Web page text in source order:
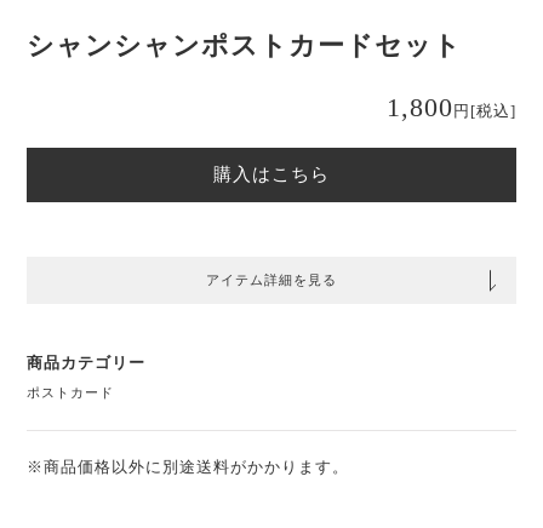
シャンシャンポストカードセット
1,800円 [税込]
購入はこちら
アイテム詳細を見る
商品カテゴリー
ポストカード
※商品価格以外に別途送料がかかります。